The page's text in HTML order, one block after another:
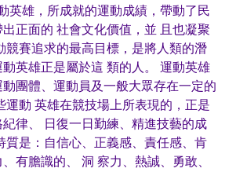
英雄，所成就的運動成績，帶動了民
正面的 社會文化價值，並 且也凝聚
競賽追求的最高目標，是將人類的潛
英雄正是屬於這 類的人。 運動英雄
團體、運動員及一般大眾存在一定的
運動 英雄在競技場上所表現的，正是
律、 日復一日勤練、精進技藝的成
質是：自信心、正義感、責任感、肯
有膽識的、 洞 察力、熱誠、勇敢、